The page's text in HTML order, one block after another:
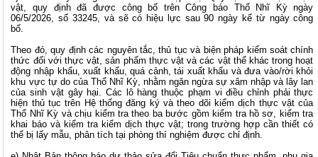
vật, quy định đã được công bố trên Công báo Thổ Nhĩ Kỳ ngày
06/5/2026, số 33245, và sẽ có hiệu lực sau 90 ngày kể từ ngày công
bố.
Theo đó, quy định các nguyên tắc, thủ tục và biện pháp kiểm soát chính
thức đối với thực vật, sản phẩm thực vật và các vật thể khác trong hoạt
động nhập khẩu, xuất khẩu, quá cảnh, tái xuất khẩu và đưa vào/rời khỏi
khu vực tự do của Thổ Nhĩ Kỳ, nhằm ngăn ngừa sự xâm nhập và lây lan
của sinh vật gây hại. Các lô hàng thuộc phạm vi điều chỉnh phải thực
hiện thủ tục trên Hệ thống đăng ký và theo dõi kiểm dịch thực vật của
Thổ Nhĩ Kỳ và chịu kiểm tra theo ba bước gồm kiểm tra hồ sơ, kiểm tra
khai báo và kiểm tra kiểm dịch thực vật; trong trường hợp cần thiết có
thể bị lấy mẫu, phân tích tại phòng thí nghiệm được chỉ định.